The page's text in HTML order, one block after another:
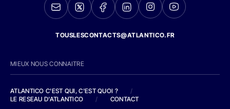
TOUSLESCONTACTS@ATLANTICO.FR
MIEUX NOUS CONNAITRE
ATLANTICO C'EST QUI, C'EST QUOI ?
/
LE RESEAU D'ATLANTICO
/ CONTACT